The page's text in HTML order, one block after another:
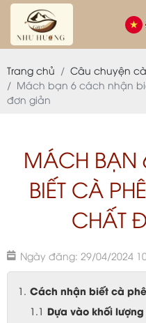
Trang chủ
Câu chuyện
Mách bạn 6 cách nhận
đơn giản
MÁCH BẠN
BIẾT CÀ
CHẤT
Ngày đăng: 29/04/2024
Cách nhận biết cà
Dựa vào khối